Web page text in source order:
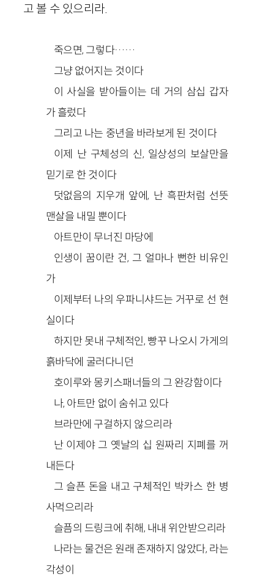
고 볼 수 있으리라.
죽으면, 그렇다……
그냥 없어지는 것이다
이 사실을 받아들이는 데 거의 삼십 갑자
가 흘렀다
그리고 나는 중년을 바라보게 된 것이다
이제 난 구체성의 신, 일상성의 보살만을
믿기로 한 것이다
덧없음의 지우개 앞에, 난 흑판처럼 선뜻
맨살을 내밀 뿐이다
아트만이 무너진 마당에
인생이 꿈이란 건, 그 얼마나 뻔한 비유인
가
이제부터 나의 우파니샤드는 거꾸로 선 현
실이다
하지만 못내 구체적인, 빵꾸 나오시 가게의
흙바닥에 굴러다니던
호이루와 몽키스패너들의 그 완강함이다
나, 아트만 없이 숨쉬고 있다
브라만에 구걸하지 않으리라
난 이제야 그 옛날의 십 원짜리 지폐를 꺼
내든다
그 슬픈 돈을 내고 구체적인 박카스 한 병
사먹으리라
슬픔의 드링크에 취해, 내내 위안받으리라
나라는 물건은 원래 존재하지 않았다, 라는
각성이